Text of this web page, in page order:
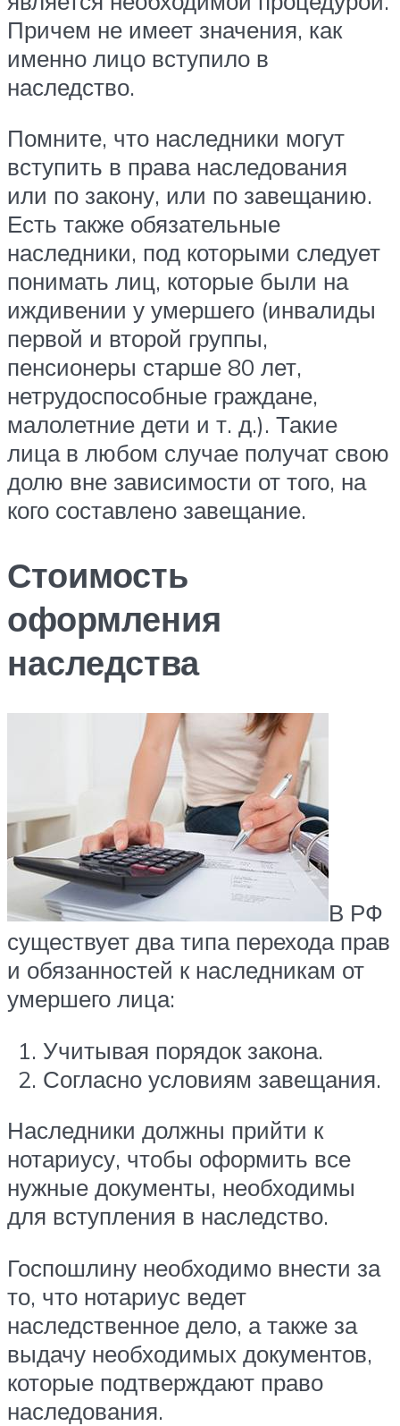
Причем не имеет значения, как
именно лицо вступило в
наследство.
Помните, что наследники могут
вступить в права наследования
или по закону, или по завещанию.
Есть также обязательные
наследники, под которыми следует
понимать лиц, которые были на
иждивении у умершего (инвалиды
первой и второй группы,
пенсионеры старше 80 лет,
нетрудоспособные граждане,
малолетние дети и т. д.). Такие
лица в любом случае получат свою
долю вне зависимости от того, на
кого составлено завещание.
Стоимость
оформления
наследства
В РФ
существует два типа перехода прав
и обязанностей к наследникам от
умершего лица:
Учитывая порядок закона.
Согласно условиям завещания.
Наследники должны прийти к
нотариусу, чтобы оформить все
нужные документы, необходимы
для вступления в наследство.
Госпошлину необходимо внести за
то, что нотариус ведет
наследственное дело, а также за
выдачу необходимых документов,
которые подтверждают право
наследования.